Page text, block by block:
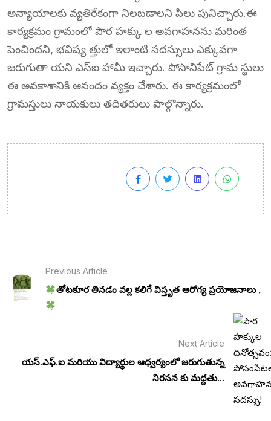
అన్యాయాలకు వ్యతిరేకంగా నిలబడాలని పిలు పునిచ్చారు.ఈ
కార్యక్రమం గ్రామంలో పౌర హక్కు ల అవగాహనను మరింత
పెంచిందని, భవిష్య త్తులో ఇలాంటి సదస్సులు ఎక్కువగా
జరుగుతా యని ఎస్ఐ హామీ ఇచ్చారు. పోసానిపేట్ గ్రామ స్థులు
ఈ అవకాశానికి ఆనందం వ్యక్తం చేశారు. ఈ కార్యక్రమంలో
గ్రామస్తులు నాయకులు తదితరులు పాల్గొన్నారు.
Previous Article
తోటకూర తినడం వల్ల కలిగే విస్తృత ఆరోగ్య ప్రయోజనాలు ,
Next Article
యస్.ఎఫ్.ఐ మరియు విద్యార్ధుల ఆధ్వర్యంలో జరుగుతున్న
నిరసన కు మద్దతు...